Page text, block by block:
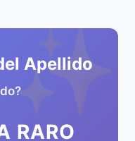
✨
Apellido
RARO